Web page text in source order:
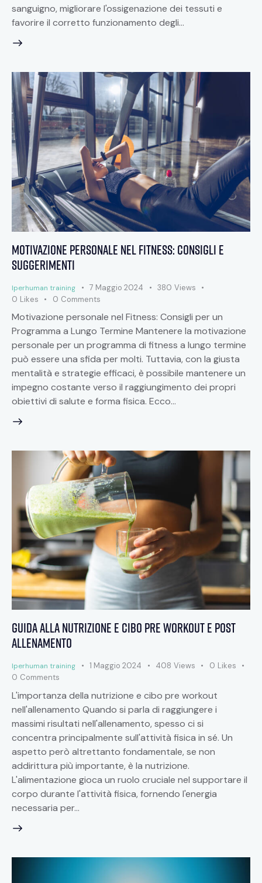
sanguigno, migliorare l'ossigenazione dei tessuti e
favorire il corretto funzionamento degli…
Motivazione personale nel fitness: Consigli e
suggerimenti
Iperhuman training 7 Maggio 2024 380 Views
0 Likes 0 Comments
Motivazione personale nel Fitness: Consigli per un
Programma a Lungo Termine Mantenere la motivazione
personale per un programma di fitness a lungo termine
può essere una sfida per molti. Tuttavia, con la giusta
mentalità e strategie efficaci, è possibile mantenere un
impegno costante verso il raggiungimento dei propri
obiettivi di salute e forma fisica. Ecco…
Guida alla nutrizione e cibo pre workout e post
allenamento
Iperhuman training 1 Maggio 2024 408 Views 0 Likes
0 Comments
L'importanza della nutrizione e cibo pre workout
nell'allenamento Quando si parla di raggiungere i
massimi risultati nell'allenamento, spesso ci si
concentra principalmente sull'attività fisica in sé. Un
aspetto però altrettanto fondamentale, se non
addirittura più importante, è la nutrizione.
L'alimentazione gioca un ruolo cruciale nel supportare il
corpo durante l'attività fisica, fornendo l'energia
necessaria per…